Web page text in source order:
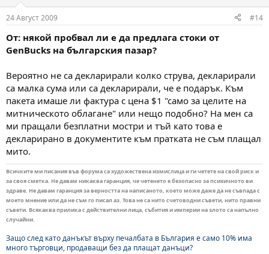
24 Август 2009 #14
От: някой пробвал ли е да предлага стоки от
GenBucks на българския пазар?
Вероятно не са декларирали колко струва, декларирали
са малка сума или са декларирали, че е подарък. Към
пакета имаше ли фактура с цена $1 "само за целите на
митническото облагане" или нещо подобно? На мен са
ми пращали безплатни мостри и тъй като това е
декларирано в документите към пратката не съм плащал
мито.
Всичките ми писания във форума са художествена измислица и ги четете на свой риск и
за своя сметка. Не давам никаква гаранция, че четенето е безопасно за психичното ви
здраве. Не давам гаранция за верността на написаното, което може даже да не съвпада с
моето мнение или да не съм го писал аз. Това не са нито счетоводни съвети, нито правни
съвети. Всякаква прилика с действителни лица, събития и империи на злото са напълно
случайни.
Защо след като данъкът върху печалбата в България е само 10% има
много търговци, продаващи без да плащат данъци?